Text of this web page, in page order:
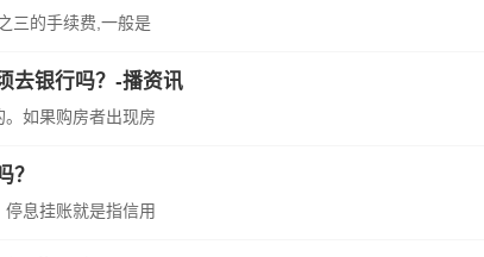
三的手续费,一般是
去银行吗？-播资讯
如果购房者出现房
？
息挂账就是指信用